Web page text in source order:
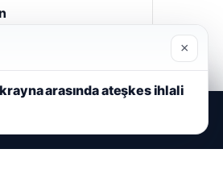
×
arasında ateşkes ihlali